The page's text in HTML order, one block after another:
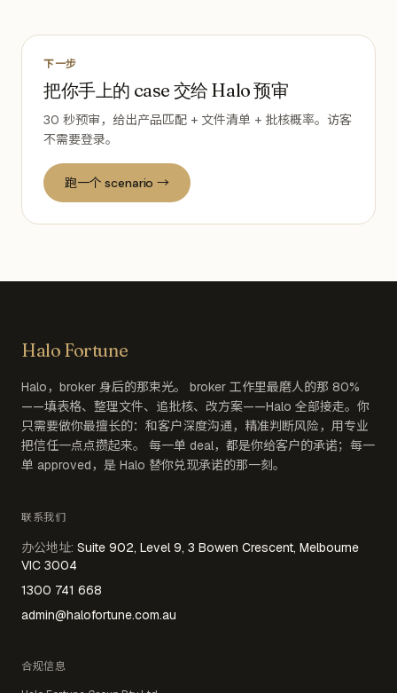
下一步
把你手上的 case 交给 Halo 预审
30 秒预审，给出产品匹配 + 文件清单 + 批核概率。访客
不需要登录。
跑一个 scenario →
Halo Fortune
Halo，broker 身后的那束光。 broker 工作里最磨人的那 80%
——填表格、整理文件、追批核、改方案——Halo 全部接走。你
只需要做你最擅长的：和客户深度沟通，精准判断风险，用专业
把信任一点点攒起来。 每一单 deal，都是你给客户的承诺；每一
单 approved，是 Halo 替你兑现承诺的那一刻。
联系我们
办公地址: Suite 902, Level 9, 3 Bowen Crescent, Melbourne
VIC 3004
1300 741 668
admin@halofortune.com.au
合规信息